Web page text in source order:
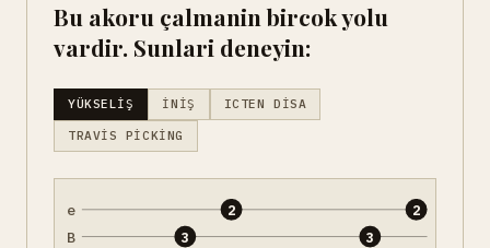
Bu akoru çalmanin bircok yolu
vardir. Sunlari deneyin:
YÜKSELIŞ İNIŞ ICTEN DISA
TRAVIS PICKING
e
B
3
2
3
2